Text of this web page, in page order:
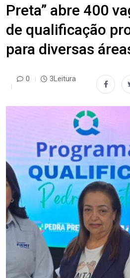
Preta” abre 400
de qualificação
para diversas
0 3Leitura